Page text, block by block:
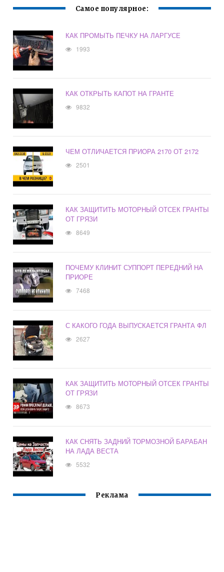
Самое популярное:
КАК ПРОМЫТЬ ПЕЧКУ НА ЛАРГУСЕ
1993
КАК ОТКРЫТЬ КАПОТ НА ГРАНТЕ
9832
ЧЕМ ОТЛИЧАЕТСЯ ПРИОРА 2170 ОТ 2172
2501
КАК ЗАЩИТИТЬ МОТОРНЫЙ ОТСЕК ГРАНТЫ
ОТ ГРЯЗИ
8649
ПОЧЕМУ КЛИНИТ СУППОРТ ПЕРЕДНИЙ НА
ПРИОРЕ
7468
С КАКОГО ГОДА ВЫПУСКАЕТСЯ ГРАНТА ФЛ
2627
КАК ЗАЩИТИТЬ МОТОРНЫЙ ОТСЕК ГРАНТЫ
ОТ ГРЯЗИ
8673
КАК СНЯТЬ ЗАДНИЙ ТОРМОЗНОЙ БАРАБАН
НА ЛАДА ВЕСТА
5532
Реклама